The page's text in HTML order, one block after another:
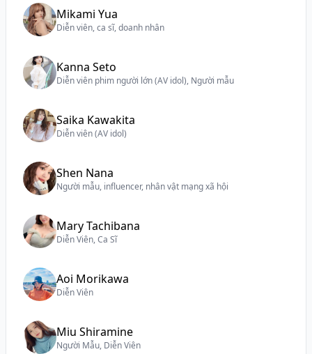
Mikami Yua
Diễn viên, ca sĩ, doanh nhân
Kanna Seto
Diễn viên phim người lớn (AV idol), Người mẫu
Saika Kawakita
Diễn viên (AV idol)
Shen Nana
Người mẫu, influencer, nhân vật mạng xã hội
Mary Tachibana
Diễn Viên, Ca Sĩ
Aoi Morikawa
Diễn Viên
Miu Shiramine
Người Mẫu, Diễn Viên